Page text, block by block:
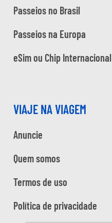
Passeios no Brasil
Passeios na Europa
eSim ou Chip Internacional
VIAJE NA VIAGEM
Anuncie
Quem somos
Termos de uso
Política de privacidade